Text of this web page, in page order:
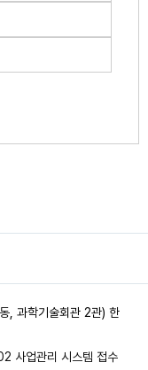
, 과학기술회관 2관) 한
업관리 시스템 접수